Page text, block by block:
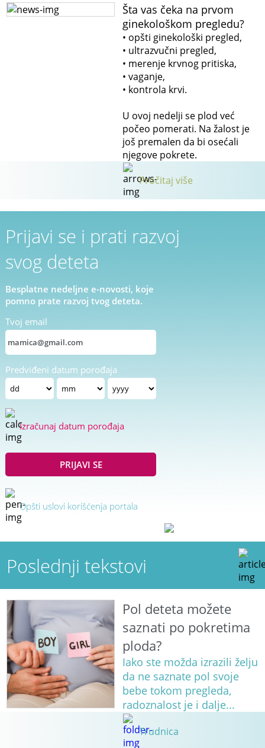
Šta vas čeka na prvom
ginekološkom pregledu?
• opšti ginekološki pregled,
• ultrazvučni pregled,
• merenje krvnog pritiska,
• vaganje,
• kontrola krvi.
U ovoj nedelji se plod već
počeo pomerati. Na žalost je
još premalen da bi osećali
njegove pokrete.
Pročitaj više
Prijavi se i prati razvoj
svog deteta
Besplatne nedeljne e-novosti, koje
pomno prate razvoj tvog deteta.
Tvoj email
Predviđeni datum porođaja
Izračunaj datum porođaja
PRIJAVI SE
Opšti uslovi korišćenja portala
Poslednji tekstovi
Pol deteta možete
saznati po pokretima
ploda?
Iako ste možda izrazili želju
da ne saznate pol svoje
bebe tokom pregleda,
radoznalost je i dalje...
Trudnica